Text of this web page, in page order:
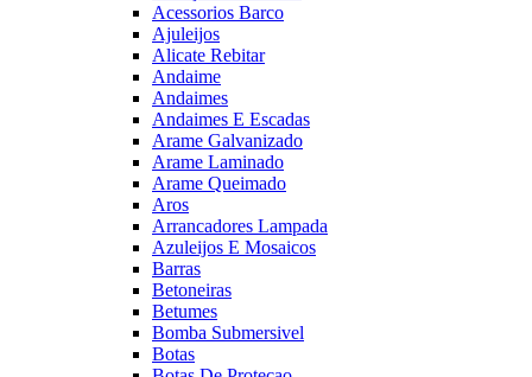
Acessorios Barco
Ajuleijos
Alicate Rebitar
Andaime
Andaimes
Andaimes E Escadas
Arame Galvanizado
Arame Laminado
Arame Queimado
Aros
Arrancadores Lampada
Azuleijos E Mosaicos
Barras
Betoneiras
Betumes
Bomba Submersivel
Botas